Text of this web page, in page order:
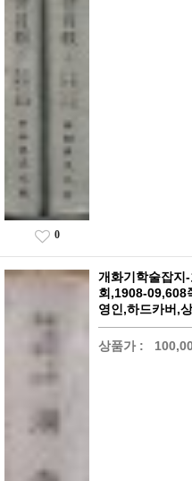
0
개화기학술잡지
회,1908-09,608
영인,하드카버,
상품가 :